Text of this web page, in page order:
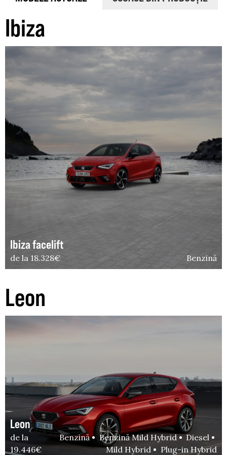
Ibiza
Ibiza facelift
de la 18.328€ Benzină
Leon
Leon
de la
19.446€
Benzină Benzină Mild Hybrid
Diesel
Mild Hybrid
Plug-in Hybrid